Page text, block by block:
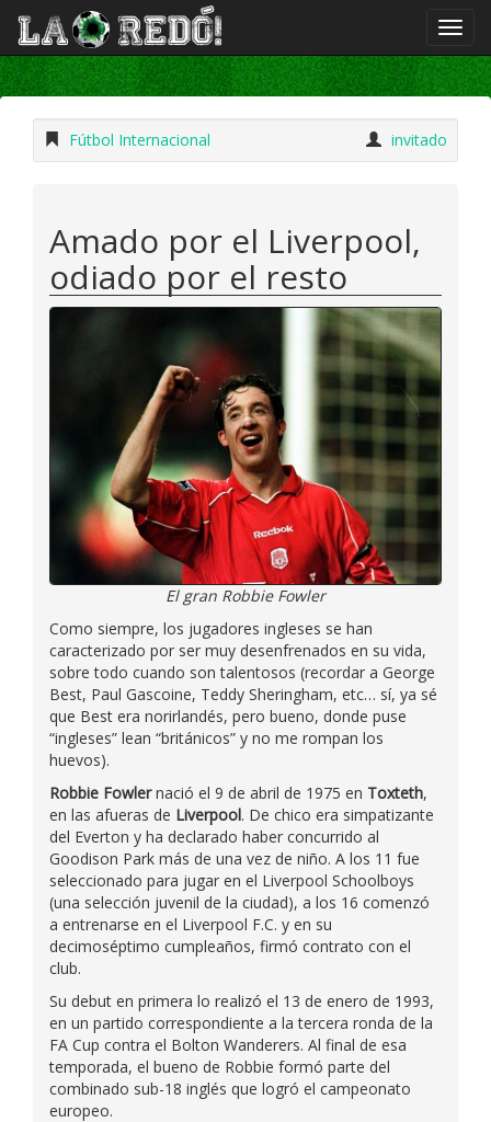
Fútbol Internacional invitado
Amado por el Liverpool,
odiado por el resto
El gran Robbie Fowler
Como siempre, los jugadores ingleses se han
caracterizado por ser muy desenfrenados en su vida,
sobre todo cuando son talentosos (recordar a George
Best, Paul Gascoine, Teddy Sheringham, etc… sí, ya sé
que Best era norirlandés, pero bueno, donde puse
“ingleses” lean “británicos” y no me rompan los
huevos).
Robbie Fowlernació el 9 de abril de 1975 en Toxteth,
en las afueras de Liverpool. De chico era simpatizante
del Everton y ha declarado haber concurrido al
Goodison Park más de una vez de niño. A los 11 fue
seleccionado para jugar en el Liverpool Schoolboys
(una selección juvenil de la ciudad), a los 16 comenzó
a entrenarse en el Liverpool F.C. y en su
decimoséptimo cumpleaños, firmó contrato con el
club.
Su debut en primera lo realizó el 13 de enero de 1993,
en un partido correspondiente a la tercera ronda de la
FA Cup contra el Bolton Wanderers. Al final de esa
temporada, el bueno de Robbie formó parte del
combinado sub-18 inglés que logró el campeonato
europeo.